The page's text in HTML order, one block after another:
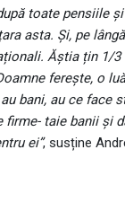
toate pensiile
asta. Și, pe
Ăștia țin 1/
ferește, o
bani, au ce face
taie banii și
ei”, susține